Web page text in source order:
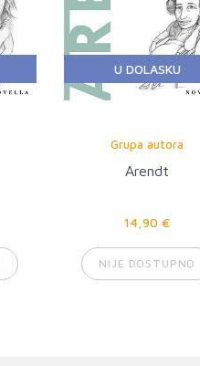
U DOLASKU
Grupa autora
Arendt
14,90 €
NIJE DOSTUPNO